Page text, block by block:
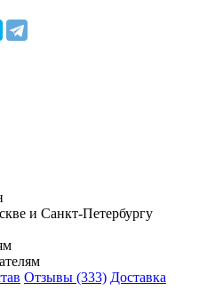
и Санкт-Петербургу
Отзывы (333) Доставка